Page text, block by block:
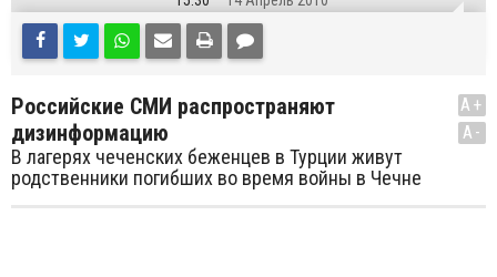
Российские СМИ распространяют
дизинформацию
В лагерях чеченских беженцев в Турции живут
родственники погибших во время войны в Чечне
A+
A-